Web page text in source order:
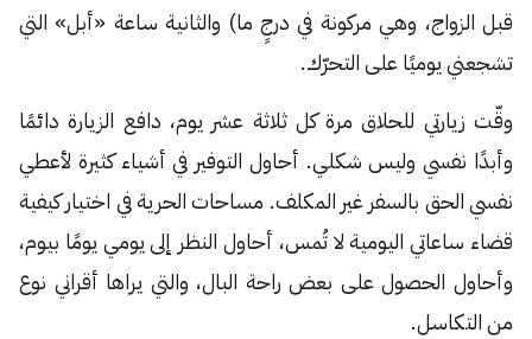
قبل الزواج، وهي مركونة في درجٍ ما) والثانية ساعة «أبل» التي
تشجعني يوميًا على التحرّك.
وقّت زيارتي للحلاق مرة كل ثلاثة عشر يوم، دافع الزيارة دائمًا
وأبدًا نفسي وليس شكلي. أحاول التوفير في أشياء كثيرة لأعطي
نفسي الحق بالسفر غير المكلف. مساحات الحرية في اختيار كيفية
قضاء ساعاتي اليومية لا تُمس، أحاول النظر إلى يومي يومًا بيوم،
وأحاول الحصول على بعض راحة البال، والتي يراها أقراني نوع
من التكاسل.